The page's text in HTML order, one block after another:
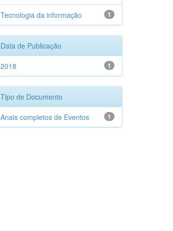
1
Tecnologia da informação
Data de Publicação
1
2018
Tipo de Documento
1
Anais completos de Eventos